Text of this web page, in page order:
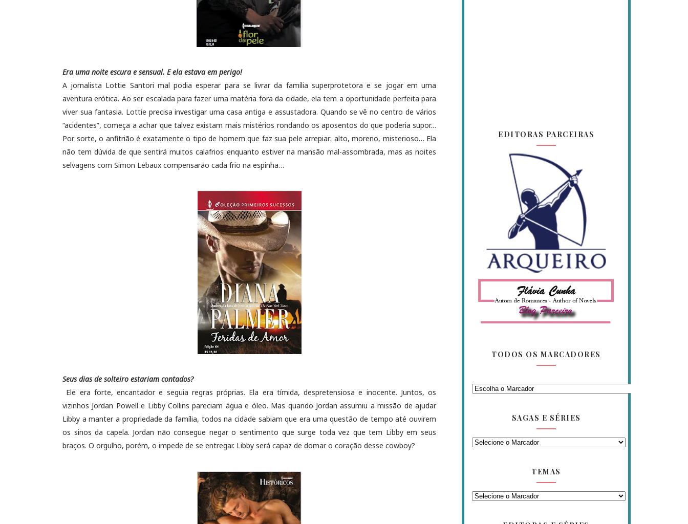
Era uma noite escura e sensual. E ela estava em perigo!
A jornalista Lottie Santori mal podia esperar para se livrar da família superprotetora e se jogar em uma
aventura erótica. Ao ser escalada para fazer uma matéria fora da cidade, ela tem a oportunidade perfeita para
viver sua fantasia. Lottie precisa investigar uma casa antiga e assustadora. Quando se vê no centro de vários
“acidentes”, começa a achar que talvez existam mais mistérios rondando os aposentos do que poderia supor…
Por sorte, o anfitrião é exatamente o tipo de homem que faz sua pele arrepiar: alto, moreno, misterioso… Ela
não tem dúvida de que sentirá muitos calafrios enquanto estiver na mansão mal-assombrada, mas as noites
selvagens com Simon Lebaux compensarão cada frio na espinha…
Seus dias de solteiro estariam contados?
Ele era forte, encantador e seguia regras próprias. Ela era tímida, despretensiosa e inocente. Juntos, os
vizinhos Jordan Powell e Libby Collins pareciam água e óleo. Mas quando Jordan assumiu a missão de ajudar
Libby a manter a propriedade da família, todos na cidade sabiam que era uma questão de tempo até ouvirem
os sinos da capela. Jordan não consegue negar o sentimento que surge toda vez que tem Libby em seus
braços. O orgulho, porém, o impede de se entregar. Libby será capaz de domar o coração desse cowboy?
EDITORAS PARCEIRAS
TODOS OS MARCADORES
SAGAS E SÉRIES
TEMAS